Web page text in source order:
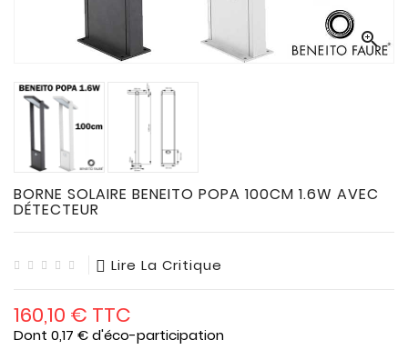
TUBES
FLUORESCENTS
HALOGENE
/
INCAND

BORNE SOLAIRE BENEITO POPA 100CM 1.6W AVEC
DÉTECTEUR
Lire La Critique
160,10 € TTC
Dont 0,17 € d'éco-participation